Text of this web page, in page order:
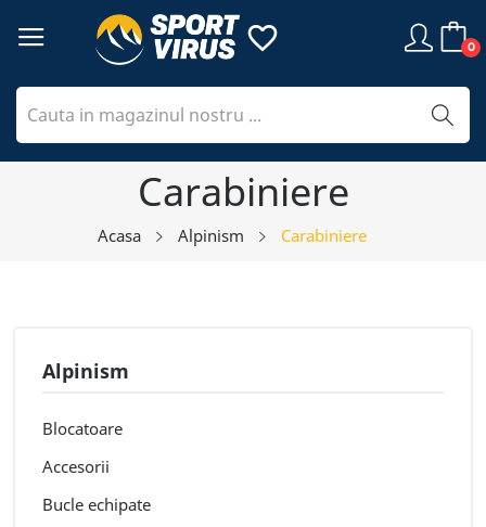
0
favorite_border
Carabiniere
Acasa Alpinism Carabiniere
Alpinism
Blocatoare
Accesorii
Bucle echipate